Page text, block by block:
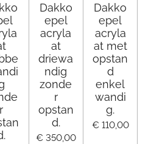
r
Dakko
epel
acryla
at
driewa
ndig
zonde
r
opstan
d.
€ 350,00
Dakko
epel
acryla
at met
opstan
d
enkel
wandi
g.
€ 110,00